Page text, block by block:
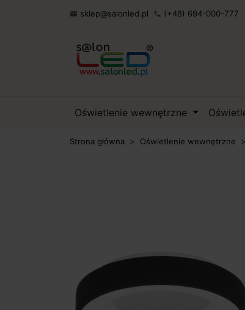
 sklep@salonled.pl phone (+48) 694-000-777
Oświetlenie wewnętrzne
Strona główna Oświetlenie wewnętrzne